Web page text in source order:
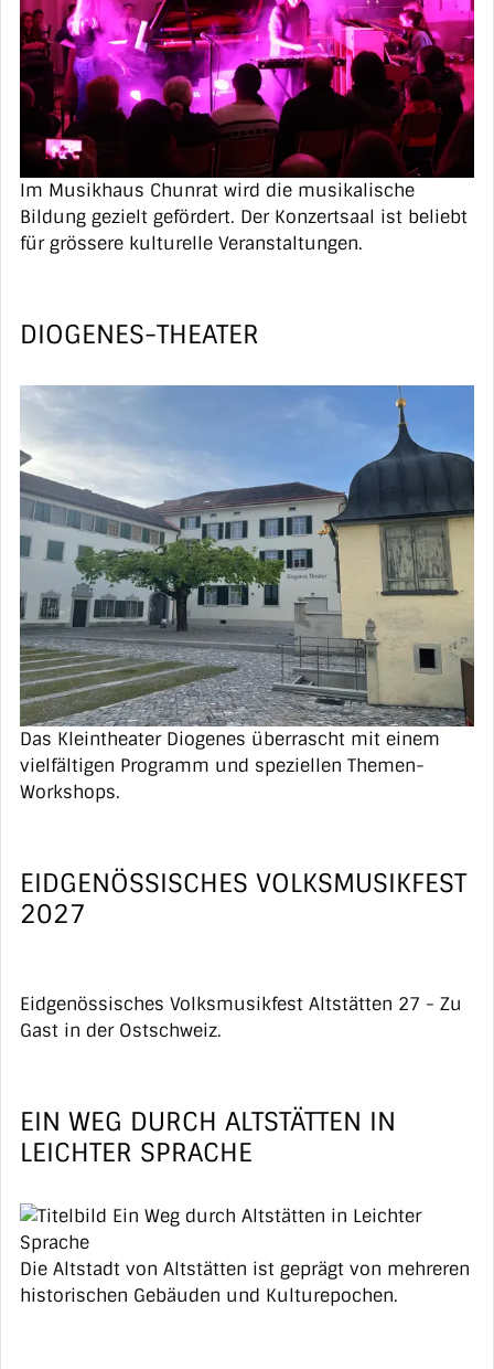
Im Musikhaus Chunrat wird die musikalische
Bildung gezielt gefördert. Der Konzertsaal ist beliebt
für grössere kulturelle Veranstaltungen.
DIOGENES-THEATER
Das Kleintheater Diogenes überrascht mit einem
vielfältigen Programm und speziellen Themen-
Workshops.
EIDGENÖSSISCHES VOLKSMUSIKFEST
2027
Eidgenössisches Volksmusikfest Altstätten 27 - Zu
Gast in der Ostschweiz.
EIN WEG DURCH ALTSTÄTTEN IN
LEICHTER SPRACHE
Die Altstadt von Altstätten ist geprägt von mehreren
historischen Gebäuden und Kulturepochen.